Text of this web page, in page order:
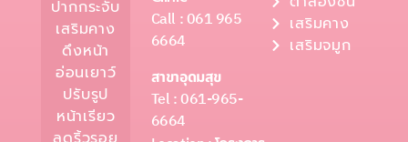
ปากกระจับ
เสริมคาง
ดึงหน้า
อ่อนเยาว์
ปรับรูป
หน้าเรียว
Call : 061 965
6664
สาขาอุดมสุข
Tel : 061-965-
6664
เสริมคาง
เสริมจมูก